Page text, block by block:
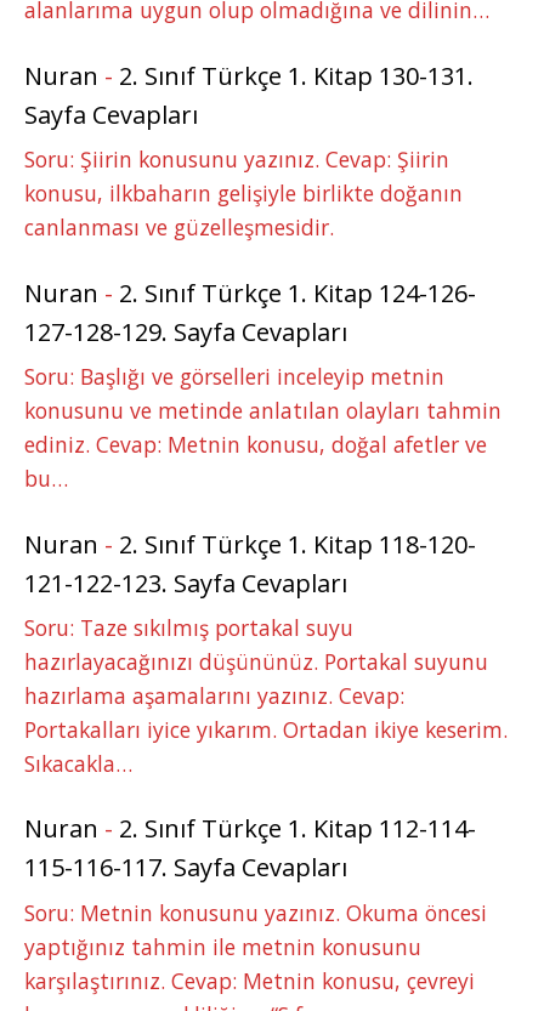
alanlarıma uygun olup olmadığına ve dilinin…
Nuran - 2. Sınıf Türkçe 1. Kitap 130-131.
Sayfa Cevapları
Soru: Şiirin konusunu yazınız. Cevap: Şiirin
konusu, ilkbaharın gelişiyle birlikte doğanın
canlanması ve güzelleşmesidir.
Nuran - 2. Sınıf Türkçe 1. Kitap 124-126-
127-128-129. Sayfa Cevapları
Soru: Başlığı ve görselleri inceleyip metnin
konusunu ve metinde anlatılan olayları tahmin
ediniz. Cevap: Metnin konusu, doğal afetler ve
bu…
Nuran - 2. Sınıf Türkçe 1. Kitap 118-120-
121-122-123. Sayfa Cevapları
Soru: Taze sıkılmış portakal suyu
hazırlayacağınızı düşününüz. Portakal suyunu
hazırlama aşamalarını yazınız. Cevap:
Portakalları iyice yıkarım. Ortadan ikiye keserim.
Sıkacakla…
Nuran - 2. Sınıf Türkçe 1. Kitap 112-114-
115-116-117. Sayfa Cevapları
Soru: Metnin konusunu yazınız. Okuma öncesi
yaptığınız tahmin ile metnin konusunu
karşılaştırınız. Cevap: Metnin konusu, çevreyi